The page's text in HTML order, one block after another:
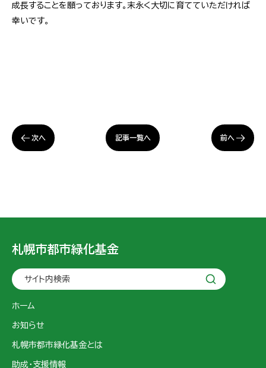
成長することを願っております。末永く大切に育てていただければ
幸いです。
次へ 記事一覧へ 前へ
札幌市都市緑化基金
サイト内検索
ホーム
お知らせ
札幌市都市緑化基金とは
助成・支援情報